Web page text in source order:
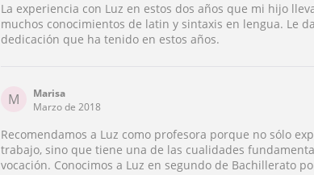
La experiencia con Luz en estos dos años que mi hijo
muchos conocimientos de latin y sintaxis en lengua. Le
dedicación que ha tenido en estos años.
M
Marisa
Marzo de 2018
Recomendamos a Luz como profesora porque no sólo
trabajo, sino que tiene una de las cualidades
vocación. Conocimos a Luz en segundo de Bachillerato